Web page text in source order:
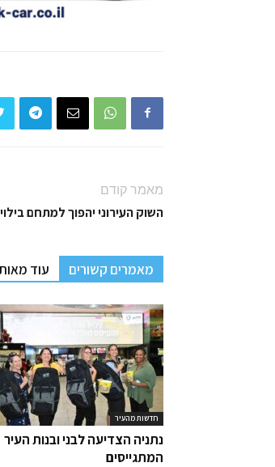
מאמר קודם
השוק העירוני יהפוך למתחם
מאמרים קשורים עוד
חדשות מהעיר
נתניה הצדיעה לבני ובנות העיר
המתגייסים